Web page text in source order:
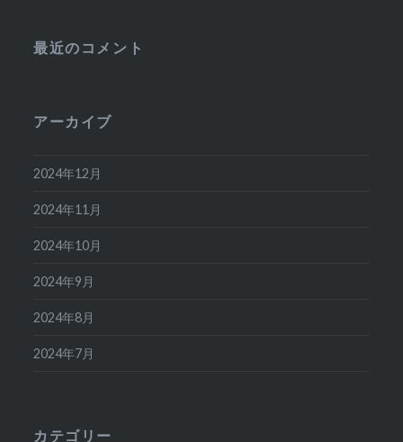
最近のコメント
アーカイブ
2024年12月
2024年11月
2024年10月
2024年9月
2024年8月
2024年7月
カテゴリー